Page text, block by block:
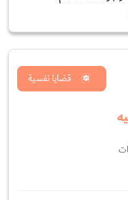
قضايا نفسية